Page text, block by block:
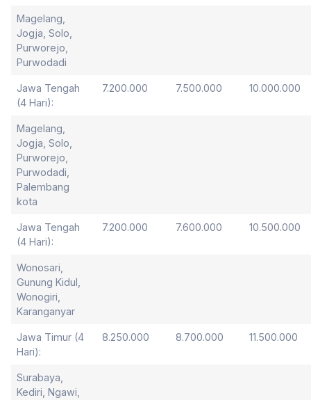
Magelang,
Jogja, Solo,
Purworejo,
Purwodadi
Jawa Tengah
(4 Hari):
7.200.000 7.500.000 10.000.000
Magelang,
Jogja, Solo,
Purworejo,
Purwodadi,
Palembang
kota
Jawa Tengah
(4 Hari):
7.200.000 7.600.000 10.500.000
Wonosari,
Gunung Kidul,
Wonogiri,
Karanganyar
Jawa Timur (4
Hari):
8.250.000 8.700.000 11.500.000
Surabaya,
Kediri, Ngawi,